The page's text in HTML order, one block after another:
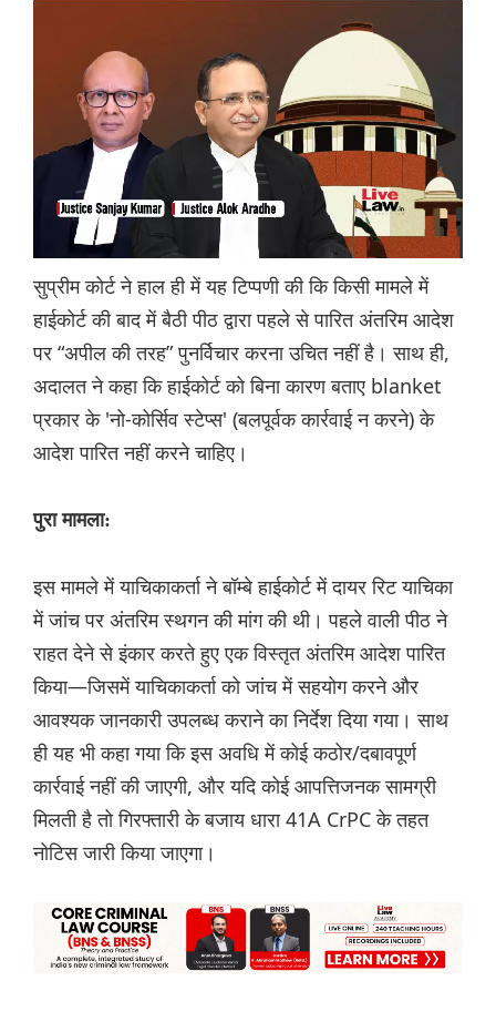
सुप्रीम कोर्ट ने हाल ही में यह टिप्पणी की कि किसी मामले में
हाईकोर्ट की बाद में बैठी पीठ द्वारा पहले से पारित अंतरिम आदेश
पर “अपील की तरह” पुनर्विचार करना उचित नहीं है। साथ ही,
अदालत ने कहा कि हाईकोर्ट को बिना कारण बताए blanket
प्रकार के 'नो-कोर्सिव स्टेप्स' (बलपूर्वक कार्रवाई न करने) के
आदेश पारित नहीं करने चाहिए।
पुरा मामला:
इस मामले में याचिकाकर्ता ने बॉम्बे हाईकोर्ट में दायर रिट याचिका
में जांच पर अंतरिम स्थगन की मांग की थी। पहले वाली पीठ ने
राहत देने से इंकार करते हुए एक विस्तृत अंतरिम आदेश पारित
किया—जिसमें याचिकाकर्ता को जांच में सहयोग करने और
आवश्यक जानकारी उपलब्ध कराने का निर्देश दिया गया। साथ
ही यह भी कहा गया कि इस अवधि में कोई कठोर/दबावपूर्ण
कार्रवाई नहीं की जाएगी, और यदि कोई आपत्तिजनक सामग्री
मिलती है तो गिरफ्तारी के बजाय धारा 41A CrPC के तहत
नोटिस जारी किया जाएगा।